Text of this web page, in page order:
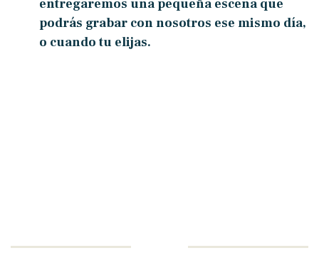
entregaremos una pequeña escena que
podrás grabar con nosotros ese mismo día,
o cuando tu elijas.